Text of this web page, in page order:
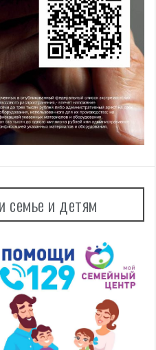
и детям